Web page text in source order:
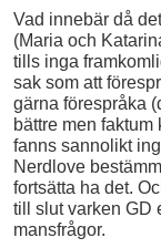
Vad innebär då
(Maria och
tills inga
sak som att
gärna förespråka
bättre men
fanns sannolikt
Nerdlove
fortsätta ha det.
till slut varken GD
mansfrågor.